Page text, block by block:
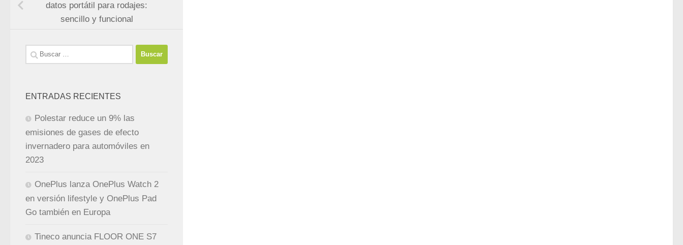
datos portátil para rodajes:
sencillo y funcional
Buscar:
ENTRADAS RECIENTES
Polestar reduce un 9% las
emisiones de gases de efecto
invernadero para automóviles en
2023
OnePlus lanza OnePlus Watch 2
en versión lifestyle y OnePlus Pad
Go también en Europa
Tineco anuncia FLOOR ONE S7